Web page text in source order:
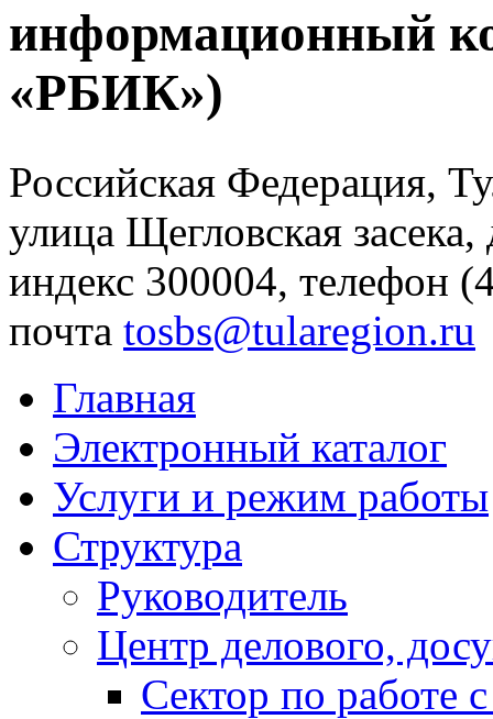
информационный
«РБИК»)
Российская Федерация,
улица Щегловская
индекс 300004, телефон
почта tosbs@tularegion.ru
Главная
Электронный каталог
Услуги и режим работы
Структура
Руководитель
Центр делового,
Сектор по работе